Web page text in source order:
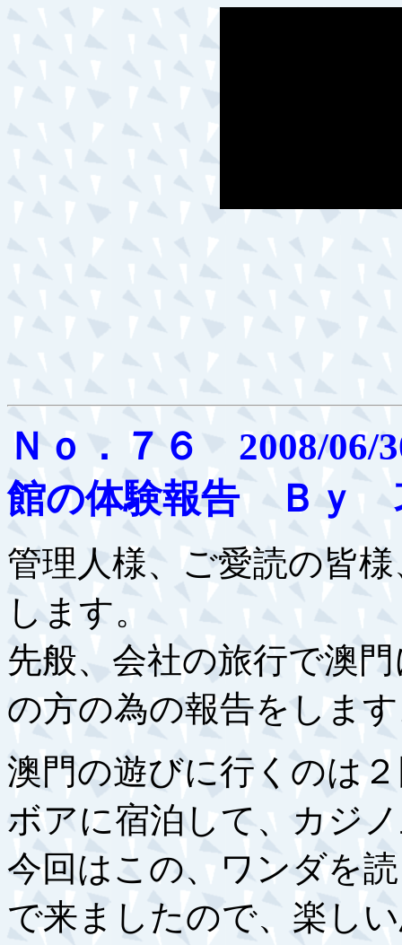
Ｎｏ．７６ 2008/06/
館の体験報告 Ｂｙ
管理人様、ご愛読の皆
します。
先般、会社の旅行で澳
の方の為の報告をしま
澳門の遊びに行くのは
ボアに宿泊して、カジ
今回はこの、ワンダを
で来ましたので、楽し